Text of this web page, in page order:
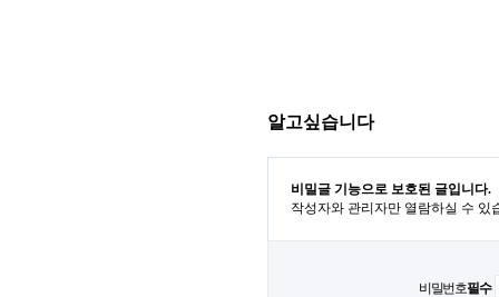
알고싶습니다
비밀글 기능으로 보호된 글입니다.
작성자와 관리자만 열람하실 수 있
비밀번호필수